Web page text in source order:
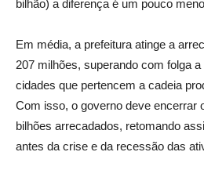
bilhão) a diferença é um pouco
Em média, a prefeitura atinge a
207 milhões, superando com folga
cidades que pertencem a cadeia
Com isso, o governo deve encerrar
bilhões arrecadados, retomando
antes da crise e da recessão das